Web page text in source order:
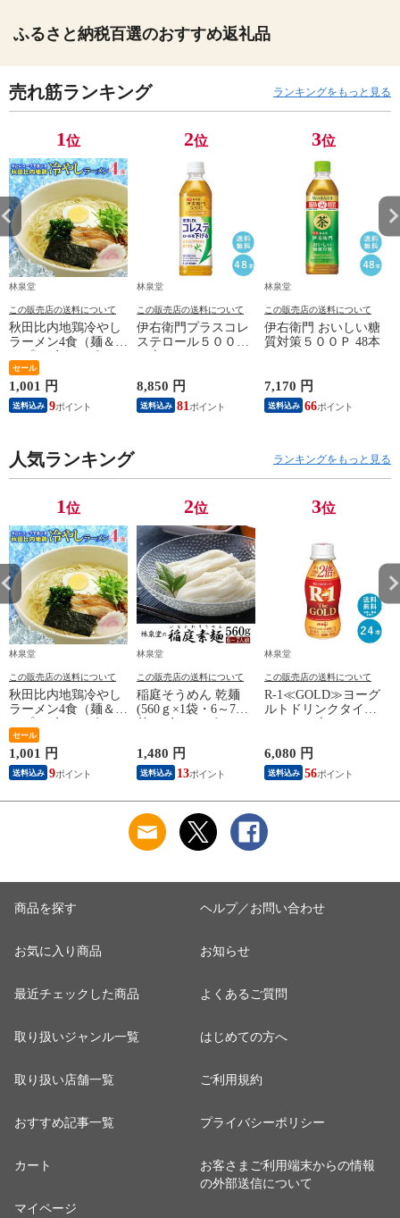
ふるさと納税百選のおすすめ返礼品
売れ筋ランキング ランキングをもっと見る
1位
林泉堂
この販売店の送料について
秋田比内地鶏冷やし
ラーメン4食（麺＆ス
投函便 送料無料
セール
1,001 円
送料込み 9
2位
林泉堂
この販売店の送料について
伊右衛門プラスコレ
ステロール５００Ｐ
8,850 円
送料込み 81
3位
林泉堂
この販売店の送料について
伊右衛門 おいしい糖
質対策５００Ｐ 48本
7,170 円
送料込み 66
人気ランキング ランキングをもっと見る
1位
林泉堂
この販売店の送料について
秋田比内地鶏冷やし
ラーメン4食（麺＆ス
投函便 送料無料
セール
1,001 円
送料込み 9
2位
林泉堂
この販売店の送料について
稲庭そうめん 乾麺
(560ｇ×1袋・6～7人
1,480 円
送料込み 13
3位
林泉堂
この販売店の送料について
R-1≪GOLD≫ヨーグ
ルトドリンクタイプ
6,080 円
送料込み 56
商品を探す
お気に入り商品
最近チェックした商品
取り扱いジャンル一覧
取り扱い店舗一覧
おすすめ記事一覧
カート
マイページ
ヘルプ／お問い合わせ
お知らせ
よくあるご質問
はじめての方へ
ご利用規約
プライバシーポリシー
お客さまご利用端末からの情報
の外部送信について